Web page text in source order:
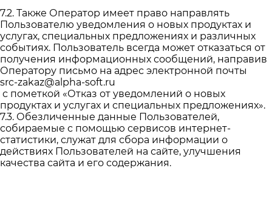
7.2. Также Оператор имеет право направлять
Пользователю уведомления о новых продуктах и
услугах, специальных предложениях и различных
событиях. Пользователь всегда может отказаться от
получения информационных сообщений, направив
Оператору письмо на адрес электронной почты
src-zakaz@alpha-soft.ru
с пометкой «Отказ от уведомлений о новых
продуктах и услугах и специальных предложениях».
7.3. Обезличенные данные Пользователей,
собираемые с помощью сервисов интернет-
статистики, служат для сбора информации о
действиях Пользователей на сайте, улучшения
качества сайта и его содержания.